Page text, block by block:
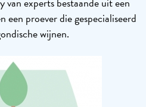
een proever die gespecialiseerd
wijnen.